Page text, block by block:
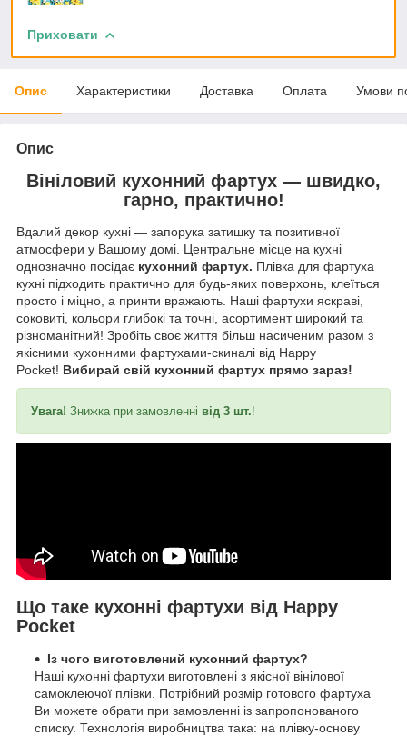
Приховати
Опис Характеристики Доставка Оплата Умови
Опис
Вініловий кухонний фартух — швидко,
гарно, практично!
Вдалий декор кухні — запорука затишку та позитивної
атмосфери у Вашому домі. Центральне місце на кухні
однозначно посідає кухонний фартух. Плівка для фартуха
кухні підходить практично для будь-яких поверхонь, клеїться
просто і міцно, а принти вражають. Наші фартухи яскраві,
соковиті, кольори глибокі та точні, асортимент широкий та
різноманітний! Зробіть своє життя більш насиченим разом з
якісними кухонними фартухами-скиналі від Happy
Pocket! Вибирай свій кухонний фартух прямо зараз!
Увага! Знижка при замовленні від 3 шт.!
Що таке кухонні фартухи від Happy
Pocket
Із чого виготовлений кухонний фартух?
Наші кухонні фартухи виготовлені з якісної вінілової
самоклеючої плівки. Потрібний розмір готового фартуха
Ви можете обрати при замовленні із запропонованого
списку. Технологія виробництва така: на плівку-основу